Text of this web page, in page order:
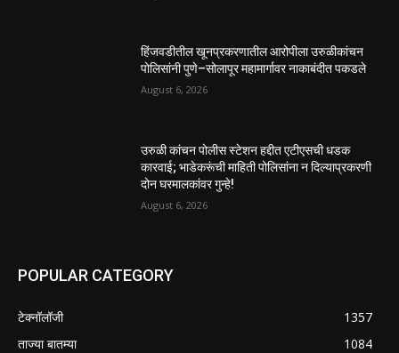
हिंजवडीतील खूनप्रकरणातील आरोपीला उरुळीकांचन
पोलिसांनी पुणे–सोलापूर महामार्गावर नाकाबंदीत पकडले
August 6, 2026
उरुळी कांचन पोलीस स्टेशन हद्दीत एटीएसची धडक
कारवाई; भाडेकरूंची माहिती पोलिसांना न दिल्याप्रकरणी
दोन घरमालकांवर गुन्हे!
August 6, 2026
POPULAR CATEGORY
टेक्नॉलॉजी
1357
ताज्या बातम्या
1084